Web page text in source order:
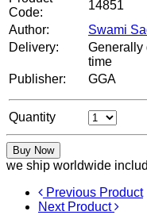
Code:
14851
Author:
Swami
Delivery:
Generally
time
Publisher:
GGA
Quantity
Buy Now
we ship worldwide
Previous Product
Next Product